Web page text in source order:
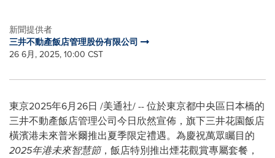
新聞提供者
三井不動產飯店管理股份有限公司
26 6月, 2025, 10:00 CST
東京2025年6月26日 /美通社/ -- 位於東京都中央區日本橋的
三井不動產飯店管理公司今日欣然宣佈，旗下三井花園飯店
橫濱港未來普米爾推出夏季限定禮遇。為慶祝萬眾矚目的
2025年港未來智慧節， 飯店特別推出煙花觀賞專屬套餐，